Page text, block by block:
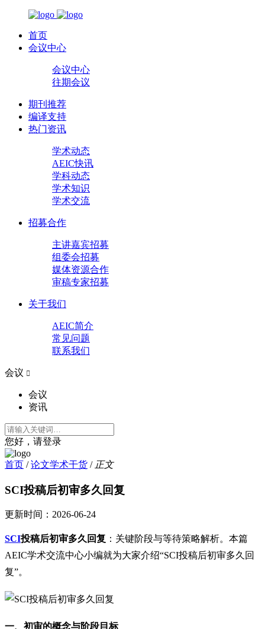
首页
会议中心
会议中心
往期会议
期刊推荐
编译支持
热门资讯
学术动态
AEIC快讯
学科动态
学术知识
学术交流
招募合作
主讲嘉宾招募
组委会招募
媒体资源合作
审稿专家招募
关于我们
AEIC简介
常见问题
联系我们
会议 
会议
资讯
您好，请登录
首页 / 论文学术干货 / 正文
SCI投稿后初审多久回复
更新时间： 2026-06-24
SCI投稿后初审多久回复 ：关键阶段与等待策略解析。本篇
AEIC学术交流中心小编就为大家介绍“SCI投稿后初审多久回
复”。
一、初审的概念与阶段目标